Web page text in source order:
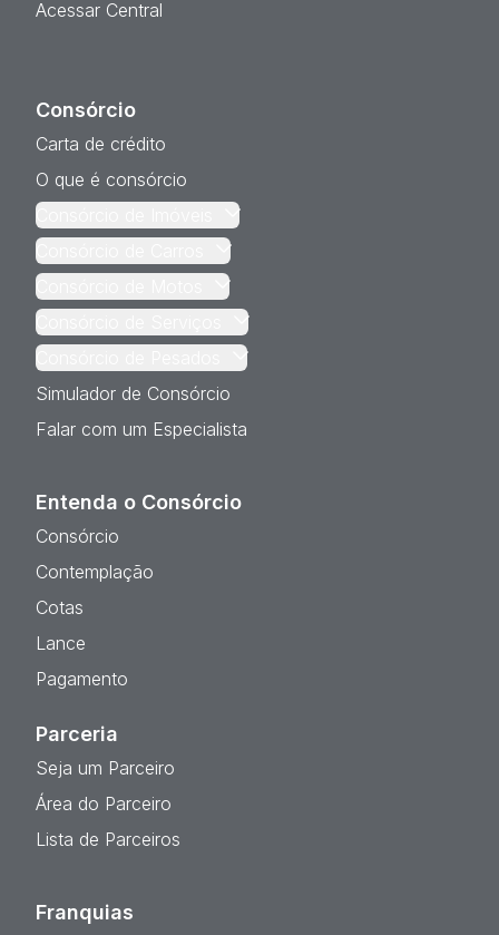
Acessar Central
Consórcio
Carta de crédito
O que é consórcio
Consórcio de Imóveis
Consórcio de Carros
Consórcio de Motos
Consórcio de Serviços
Consórcio de Pesados
Simulador de Consórcio
Falar com um Especialista
Entenda o Consórcio
Consórcio
Contemplação
Cotas
Lance
Pagamento
Parceria
Seja um Parceiro
Área do Parceiro
Lista de Parceiros
Franquias